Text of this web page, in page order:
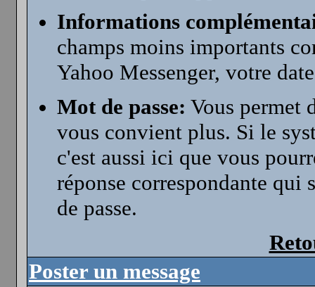
Informations
champs moins importants
Yahoo Messenger, votre
Mot de passe: Vous permet
vous convient plus. Si le
c'est aussi ici que vous
réponse correspondante qui
de passe.
Poster un message